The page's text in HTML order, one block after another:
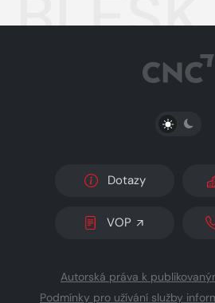
Dotazy
VOP
Autorská práva k
Podmínky pro užívání služby